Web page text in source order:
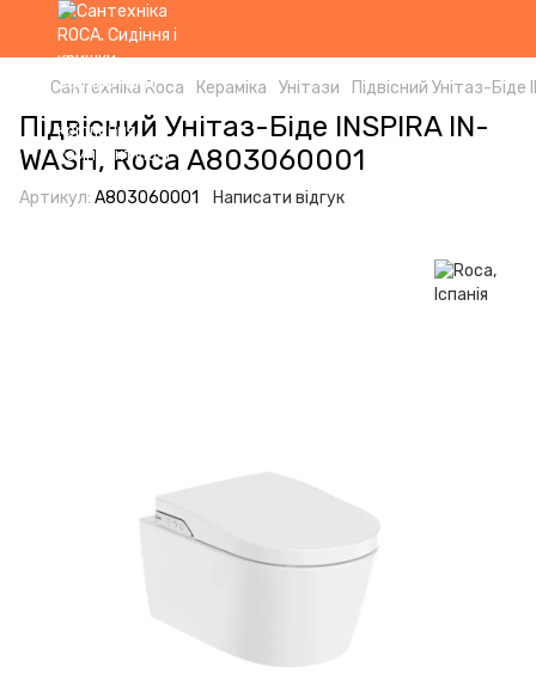
Сантехніка Roca Кераміка Унітази Підвісний Унітаз-
Підвісний Унітаз-Біде INSPIRA IN-
WASH, Roca A803060001
Артикул: A803060001 Написати відгук